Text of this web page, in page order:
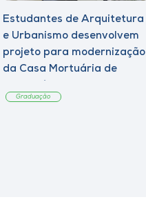
Estudantes de Arquitetura
e Urbanismo desenvolvem
projeto para modernização
da Casa Mortuária de
Graduação